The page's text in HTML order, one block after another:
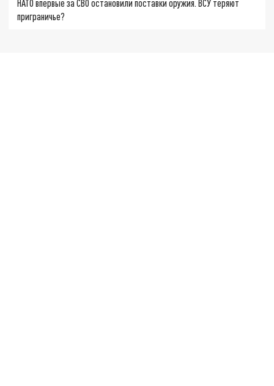
НАТО впервые за СВО остановили поставки оружия. ВСУ теряют
приграничье?